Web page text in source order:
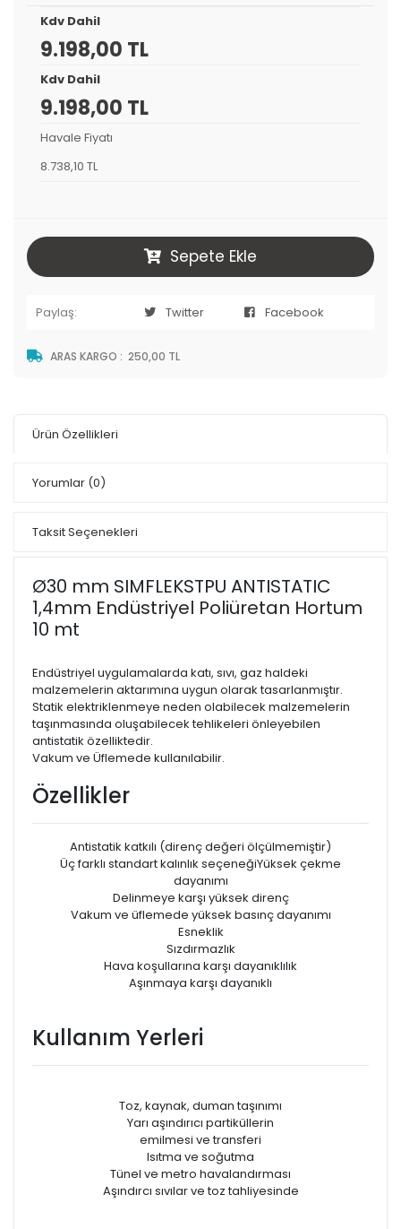
Kdv Dahil
9.198,00 TL
Kdv Dahil
9.198,00 TL
Havale Fiyatı
8.738,10 TL
Sepete Ekle
Paylaş: Twitter Facebook
ARAS KARGO : 250,00 TL
Ürün Özellikleri
Yorumlar (0)
Taksit Seçenekleri
Ø30 mm SIMFLEKSTPU ANTISTATIC
1,4mm Endüstriyel Poliüretan Hortum
10 mt
Endüstriyel uygulamalarda katı, sıvı, gaz haldeki
malzemelerin aktarımına uygun olarak tasarlanmıştır.
Statik elektriklenmeye neden olabilecek malzemelerin
taşınmasında oluşabilecek tehlikeleri önleyebilen
antistatik özelliktedir.
Vakum ve Üflemede kullanılabilir.
Özellikler
Antistatik katkılı (direnç değeri ölçülmemiştir)
Üç farklı standart kalınlık seçeneğiYüksek çekme
dayanımı
Delinmeye karşı yüksek direnç
Vakum ve üfIemede yüksek basınç dayanımı
Esneklik
Sızdırmazlık
Hava koşullarına karşı dayanıklılık
Aşınmaya karşı dayanıklı
Kullanım Yerleri
Toz, kaynak, duman taşınımı
Yarı aşındırıcı partiküllerin
emilmesi ve transferi
Isıtma ve soğutma
Tünel ve metro havalandırması
Aşındırcı sıvılar ve toz tahliyesinde